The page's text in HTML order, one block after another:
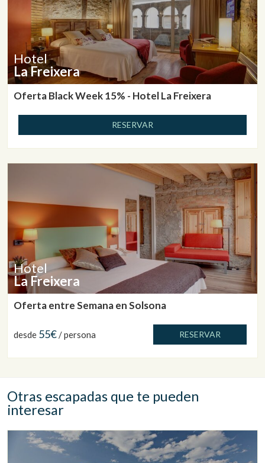
Hotel
La Freixera
Oferta Black Week 15% - Hotel La Freixera
RESERVAR
Hotel
La Freixera
Oferta entre Semana en Solsona
desde 55€/ persona RESERVAR
Otras escapadas que te pueden
interesar